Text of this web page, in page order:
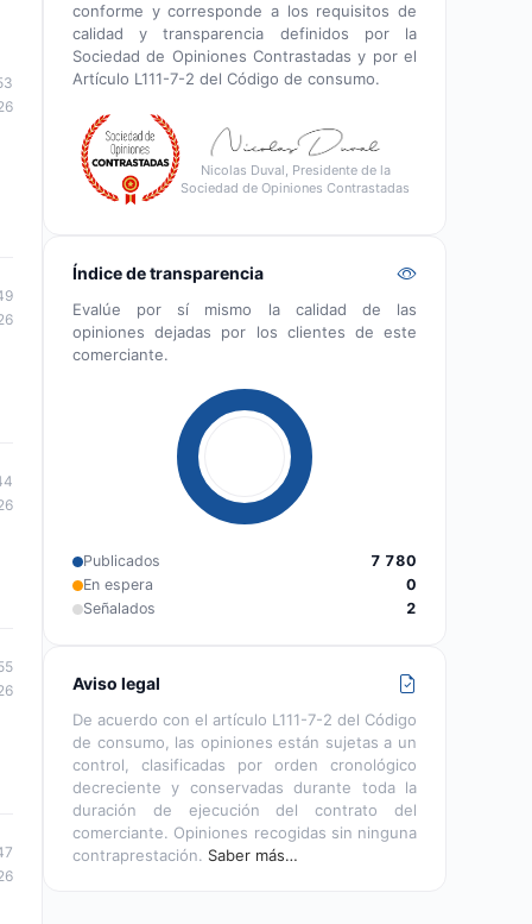
conforme y corresponde a los requisitos de
calidad y transparencia definidos por la
Sociedad de Opiniones Contrastadas y por el
Artículo L111-7-2 del Código de consumo.
Nicolas Duval, Presidente de la
Sociedad de Opiniones Contrastadas
Índice de transparencia
Evalúe por sí mismo la calidad de las
opiniones dejadas por los clientes de este
comerciante.
Publicados
7 780
En espera
0
Señalados
2
Aviso legal
De acuerdo con el artículo L111-7-2 del Código
de consumo, las opiniones están sujetas a un
control, clasificadas por orden cronológico
decreciente y conservadas durante toda la
duración de ejecución del contrato del
comerciante. Opiniones recogidas sin ninguna
contraprestación. Saber más…